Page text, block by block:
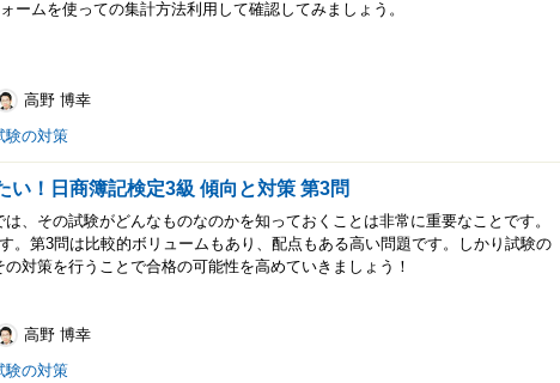
ームを使っての集計方法利用して確認してみましょう。
高野 博幸
験の対策
い！日商簿記検定3級 傾向と対策 第3問
、その試験がどんなものなのかを知っておくことは非常に重要なことです。
。第3問は比較的ボリュームもあり、配点もある高い問題です。しかり試験の
対策を行うことで合格の可能性を高めていきましょう！
高野 博幸
験の対策